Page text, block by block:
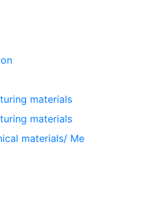
materials
materials
materials/ Me